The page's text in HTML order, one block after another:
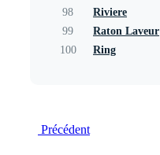
98
Riviere
99
Raton Laveur
100
Ring
Précédent